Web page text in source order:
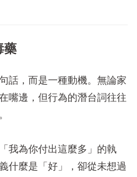
藥
話，而是一種動機。無論家
嘴邊，但行為的潛台詞往往
我為你付出這麼多」的執
什麼是「好」，卻從未想過